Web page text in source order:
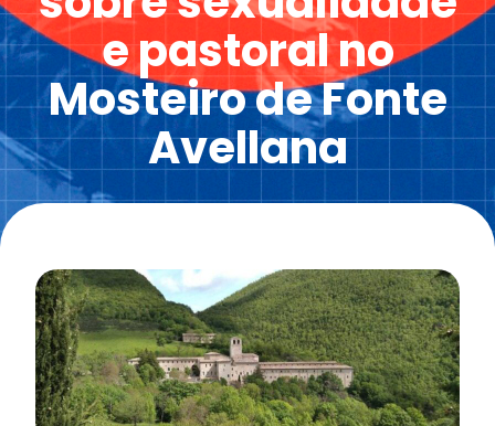
e pastoral no
Mosteiro de Fonte
Avellana